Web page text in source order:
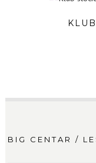
BIG CENTAR /